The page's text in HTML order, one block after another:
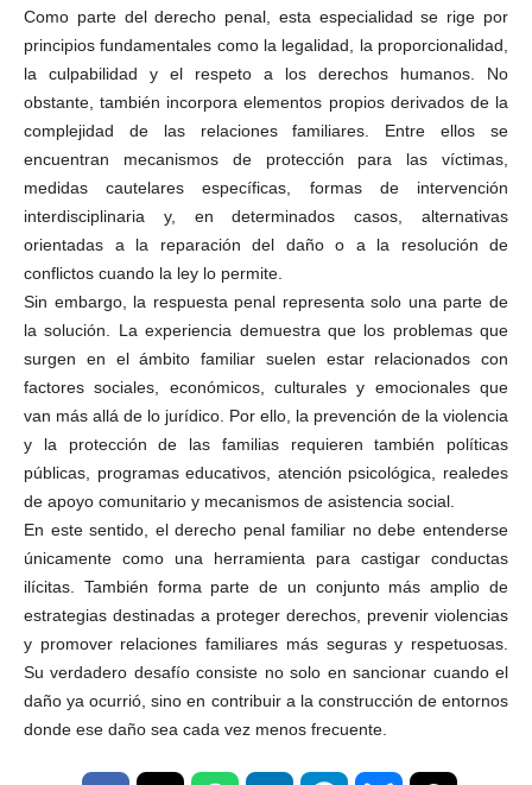
Como parte del derecho penal, esta especialidad se rige por
principios fundamentales como la legalidad, la proporcionalidad,
la culpabilidad y el respeto a los derechos humanos. No
obstante, también incorpora elementos propios derivados de la
complejidad de las relaciones familiares. Entre ellos se
encuentran mecanismos de protección para las víctimas,
medidas cautelares específicas, formas de intervención
interdisciplinaria y, en determinados casos, alternativas
orientadas a la reparación del daño o a la resolución de
conflictos cuando la ley lo permite.
Sin embargo, la respuesta penal representa solo una parte de
la solución. La experiencia demuestra que los problemas que
surgen en el ámbito familiar suelen estar relacionados con
factores sociales, económicos, culturales y emocionales que
van más allá de lo jurídico. Por ello, la prevención de la violencia
y la protección de las familias requieren también políticas
públicas, programas educativos, atención psicológica, realedes
de apoyo comunitario y mecanismos de asistencia social.
En este sentido, el derecho penal familiar no debe entenderse
únicamente como una herramienta para castigar conductas
ilícitas. También forma parte de un conjunto más amplio de
estrategias destinadas a proteger derechos, prevenir violencias
y promover relaciones familiares más seguras y respetuosas.
Su verdadero desafío consiste no solo en sancionar cuando el
daño ya ocurrió, sino en contribuir a la construcción de entornos
donde ese daño sea cada vez menos frecuente.